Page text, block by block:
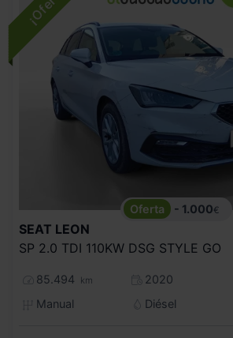
- 1.000€
SEAT LEON
SP 2.0 TDI 110KW DSG STYLE GO
85.494 km
2020
Manual
Diésel